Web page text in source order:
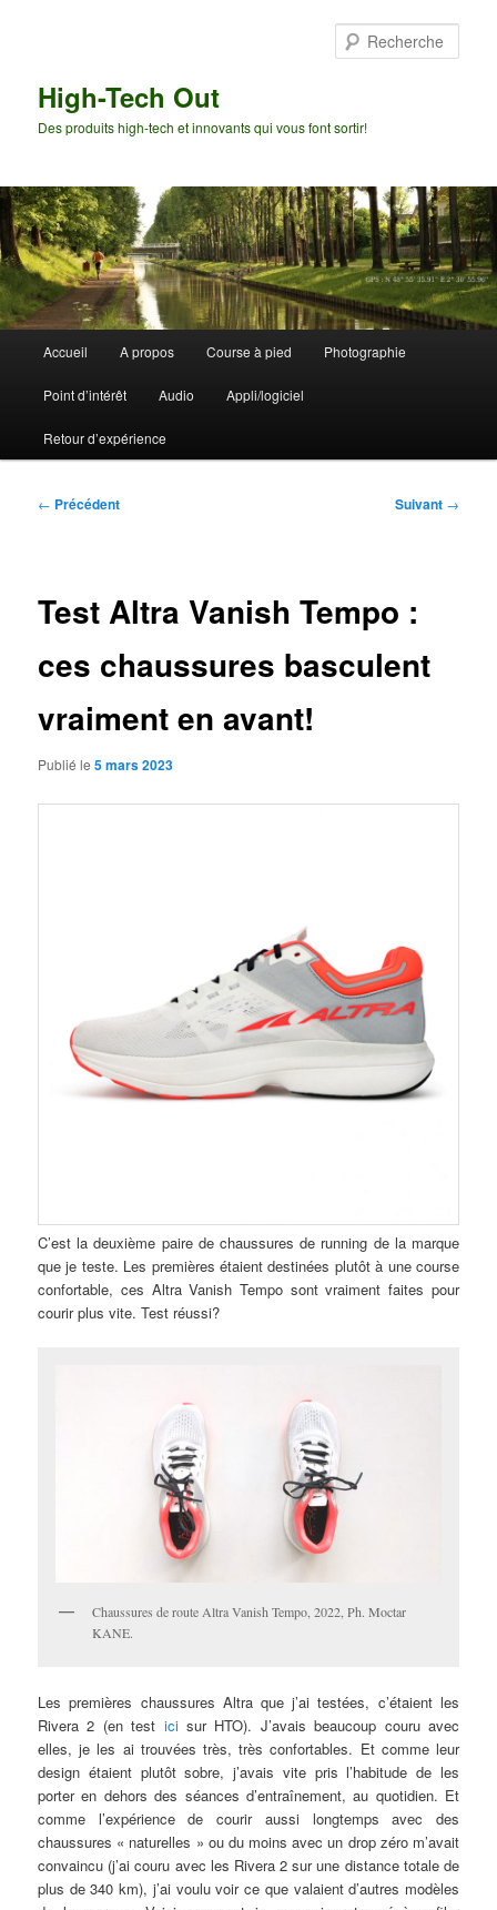
High-Tech Out
Des produits high-tech et innovants qui vous font sortir!
principal
Accueil A propos Course à pied Photographie
Point d’intérêt Audio Appli/logiciel
Retour d’expérience
Navigation
← Précédent Suivant →
Test Altra Vanish Tempo :
ces chaussures basculent
vraiment en avant!
Publié le5 mars 2023
C’est la deuxième paire de chaussures de running de la marque
que je teste. Les premières étaient destinées plutôt à une course
confortable, ces Altra Vanish Tempo sont vraiment faites pour
courir plus vite. Test réussi?
Chaussures de route Altra Vanish Tempo, 2022, Ph. Moctar
KANE.
Les premières chaussures Altra que j’ai testées, c’étaient les
Rivera 2 (en test icisur HTO). J’avais beaucoup couru avec
elles, je les ai trouvées très, très confortables. Et comme leur
design étaient plutôt sobre, j’avais vite pris l’habitude de les
porter en dehors des séances d’entraînement, au quotidien. Et
comme l’expérience de courir aussi longtemps avec des
chaussures « naturelles » ou du moins avec un drop zéro m’avait
convaincu (j’ai couru avec les Rivera 2 sur une distance totale de
plus de 340 km), j’ai voulu voir ce que valaient d’autres modèles